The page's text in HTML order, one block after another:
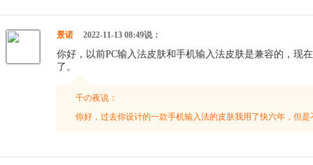
景诺 2022-11-13 08:49说：
你好，以前PC输入法皮肤和手机输入法皮肤是兼容的，现
了。
千の夜说：
你好，过去你设计的一款手机输入法的皮肤我用了快六年，但